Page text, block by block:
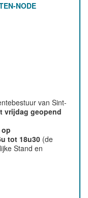
NODE
van Sint-
vrijdag geopend
tot 18u30 (de
Stand en